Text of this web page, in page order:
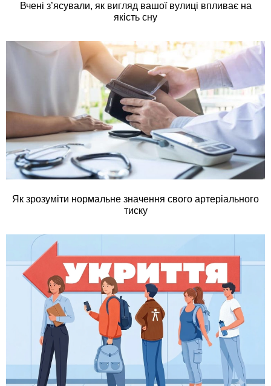
Вчені з’ясували, як вигляд вашої вулиці впливає на
якість сну
Як зрозуміти нормальне значення свого артеріального
тиску